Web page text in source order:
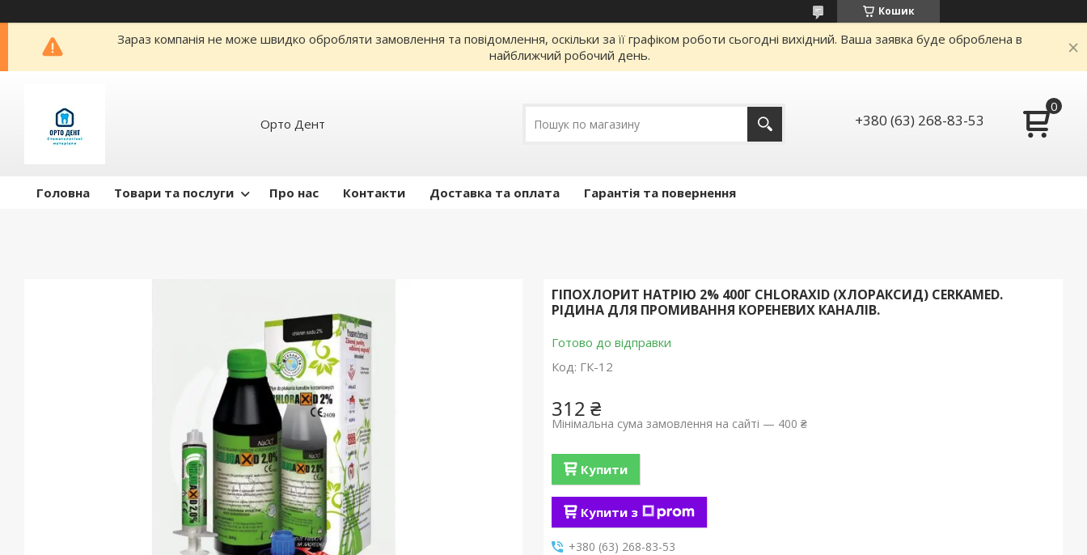
Кошик
Зараз компанія не може швидко обробляти замовлення та повідомлення, оскільки за її графіком роботи сьогодні вихідний. Ваша заявка буде оброблена в
найближчий робочий день.
Орто Дент +380 (63) 268-83-53
Головна Товари та послуги Про нас Контакти Доставка та оплата Гарантія та повернення
ГІПОХЛОРИТ НАТРІЮ 2% 400Г CHLORAXID (ХЛОРАКСИД) CERKAMED.
РІДИНА ДЛЯ ПРОМИВАННЯ КОРЕНЕВИХ КАНАЛІВ.
Готово до відправки
Код: ГК-12
312 ₴
Мінімальна сума замовлення на сайті — 400 ₴
Купити
Купити з
+380 (63) 268-83-53